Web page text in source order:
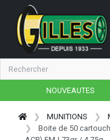
NOUVEAUTES
MUNITIONS
Boite de 50